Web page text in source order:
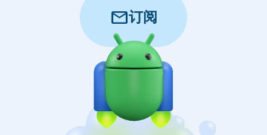
mail订阅